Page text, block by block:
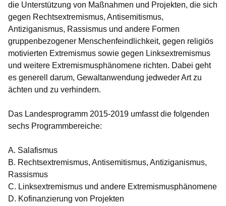
die Unterstützung von Maßnahmen und Projekten, die sich
gegen Rechtsextremismus, Antisemitismus,
Antiziganismus, Rassismus und andere Formen
gruppenbezogener Menschenfeindlichkeit, gegen religiös
motivierten Extremismus sowie gegen Linksextremismus
und weitere Extremismusphänomene richten. Dabei geht
es generell darum, Gewaltanwendung jedweder Art zu
ächten und zu verhindern.
Das Landesprogramm 2015-2019 umfasst die folgenden
sechs Programmbereiche:
A. Salafismus
B. Rechtsextremismus, Antisemitismus, Antiziganismus,
Rassismus
C. Linksextremismus und andere Extremismusphänomene
D. Kofinanzierung von Projekten